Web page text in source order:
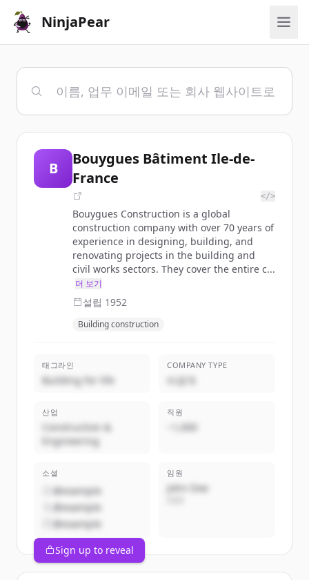
NinjaPear
B
Bouygues Bâtiment Ile-de-
France
</>
Bouygues Construction is a global
construction company with over 70 years of
experience in designing, building, and
renovating projects in the building and
civil works sectors. They cover the entire c...
더 보기
설립 1952
Building construction
태그라인
Building for life
COMPANY TYPE
비공개
산업
Construction &
Engineering
직원
~1,000
소셜
@example
@example
@example
임원
John Doe
Sign up to reveal